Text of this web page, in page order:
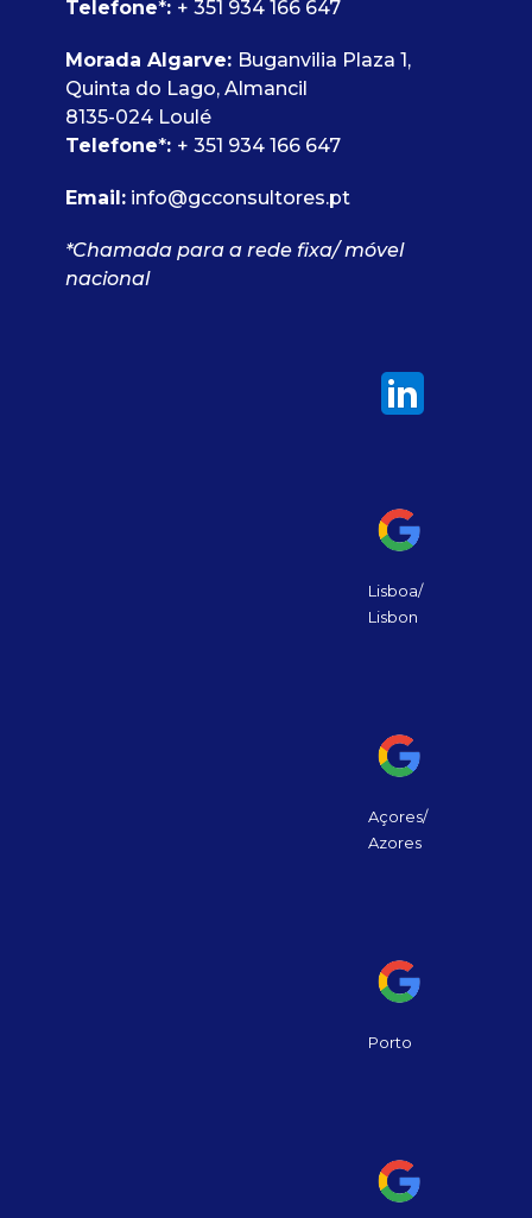
Telefone*: + 351 934 166 647
Morada Algarve: Buganvilia Plaza 1,
Quinta do Lago, Almancil
8135-024 Loulé
Telefone*: + 351 934 166 647
Email: info@gcconsultores.pt
*Chamada para a rede fixa/ móvel
nacional
Lisboa/
Lisbon
Açores/
Azores
Porto